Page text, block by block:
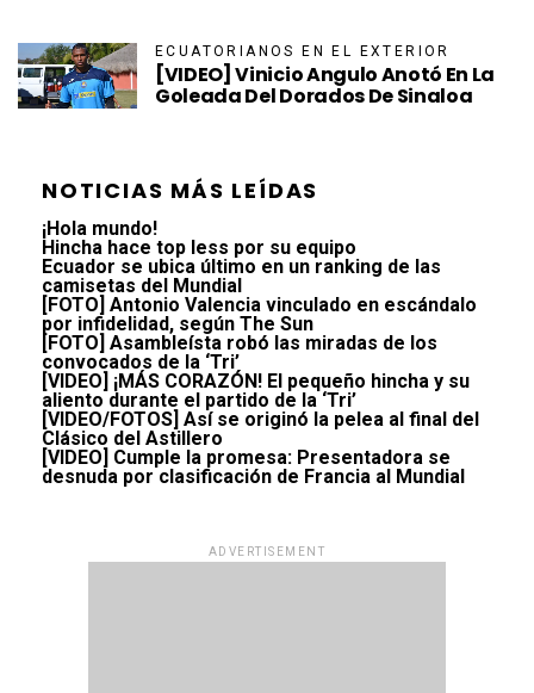
ECUATORIANOS EN EL EXTERIOR
[VIDEO] Vinicio Angulo Anotó En La
Goleada Del Dorados De Sinaloa
NOTICIAS MÁS LEÍDAS
¡Hola mundo!
Hincha hace top less por su equipo
Ecuador se ubica último en un ranking de las
camisetas del Mundial
[FOTO] Antonio Valencia vinculado en escándalo
por infidelidad, según The Sun
[FOTO] Asambleísta robó las miradas de los
convocados de la ‘Tri’
[VIDEO] ¡MÁS CORAZÓN! El pequeño hincha y su
aliento durante el partido de la ‘Tri’
[VIDEO/FOTOS] Así se originó la pelea al final del
Clásico del Astillero
[VIDEO] Cumple la promesa: Presentadora se
desnuda por clasificación de Francia al Mundial
ADVERTISEMENT